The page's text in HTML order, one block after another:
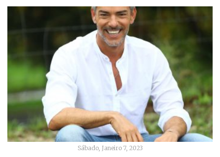
Sábado, Janeiro 7, 2023